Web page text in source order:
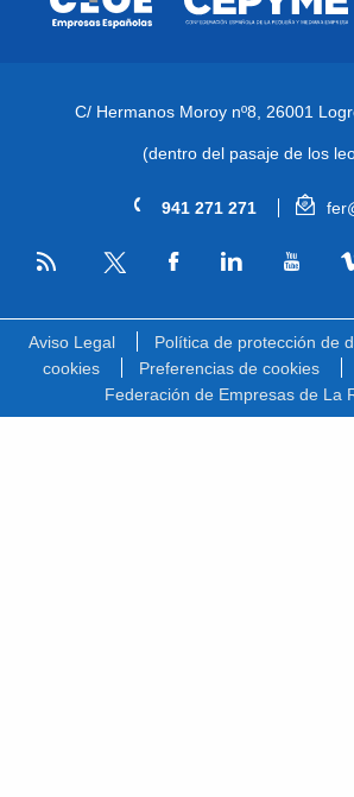
C/ Hermanos Moroy nº8, 26001
(dentro del pasaje de los
941 271 271
RSS
Aviso Legal Política de protección de
cookies
Preferencias de cookies
Federación de Empresas de La